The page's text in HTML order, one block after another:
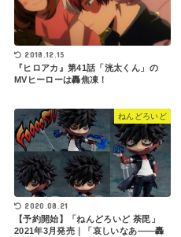
2018.12.15
『ヒロアカ』第41話「洸太くん」の
MVヒーローは轟焦凍！
ねんどろいど
2020.08.21
【予約開始】「ねんどろいど 荼毘」
2021年3月発売｜「哀しいなあ――轟